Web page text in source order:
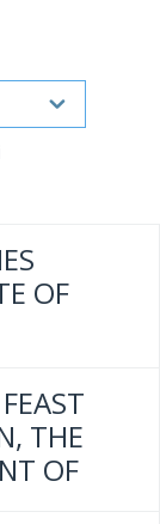
OF
THE
OF